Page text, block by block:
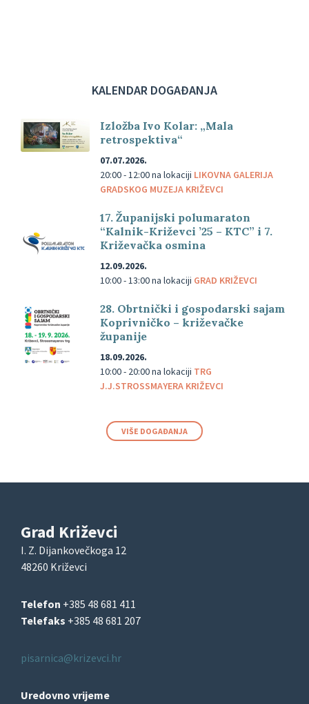
KALENDAR DOGAĐANJA
Izložba Ivo Kolar: „Mala
retrospektiva“
07.07.2026.
20:00 - 12:00na lokaciji LIKOVNA GALERIJA
GRADSKOG MUZEJA KRIŽEVCI
17. Županijski polumaraton
“Kalnik-Križevci ’25 – KTC” i 7.
Križevačka osmina
12.09.2026.
10:00 - 13:00na lokaciji GRAD KRIŽEVCI
28. Obrtnički i gospodarski sajam
Koprivničko – križevačke
županije
18.09.2026.
10:00 - 20:00na lokaciji TRG
J.J.STROSSMAYERA KRIŽEVCI
VIŠE DOGAĐANJA
Grad Križevci
I. Z. Dijankovečkoga 12
48260 Križevci
Telefon +385 48 681 411
Telefaks +385 48 681 207
pisarnica@krizevci.hr
Uredovno vrijeme